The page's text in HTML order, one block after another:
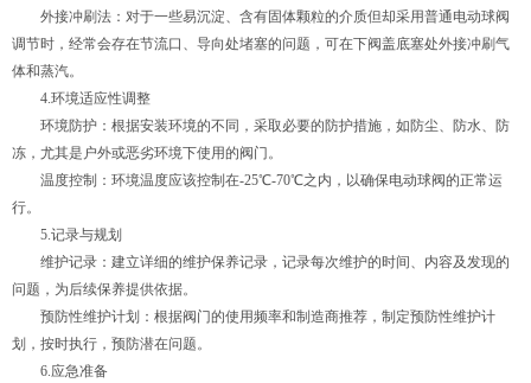
外接冲刷法：对于一些易沉淀、含有固体颗粒的介质但却采用普通电动球阀
调节时，经常会存在节流口、导向处堵塞的问题，可在下阀盖底塞处外接冲刷气
体和蒸汽。
4.环境适应性调整
环境防护：根据安装环境的不同，采取必要的防护措施，如防尘、防水、防
冻，尤其是户外或恶劣环境下使用的阀门。
温度控制：环境温度应该控制在-25℃-70℃之内，以确保电动球阀的正常运
行。
5.记录与规划
维护记录：建立详细的维护保养记录，记录每次维护的时间、内容及发现的
问题，为后续保养提供依据。
预防性维护计划：根据阀门的使用频率和制造商推荐，制定预防性维护计
划，按时执行，预防潜在问题。
6.应急准备